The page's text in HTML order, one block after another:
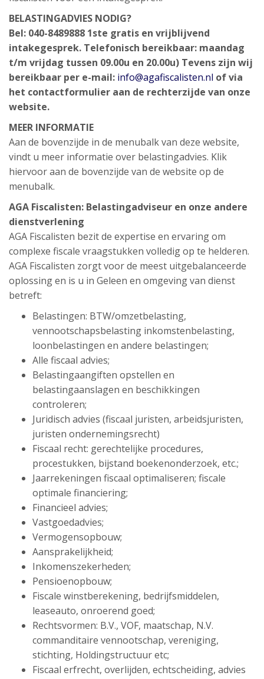
BELASTINGADVIES NODIG?
Bel: 040-8489888 1ste gratis en vrijblijvend
intakegesprek. Telefonisch bereikbaar: maandag
t/m vrijdag tussen 09.00u en 20.00u) Tevens zijn wij
bereikbaar per e-mail: info@agafiscalisten.nl of via
het contactformulier aan de rechterzijde van onze
website.
MEER INFORMATIE
Aan de bovenzijde in de menubalk van deze website,
vindt u meer informatie over belastingadvies. Klik
hiervoor aan de bovenzijde van de website op de
menubalk.
AGA Fiscalisten: Belastingadviseur en onze andere
dienstverlening
AGA Fiscalisten bezit de expertise en ervaring om
complexe fiscale vraagstukken volledig op te helderen.
AGA Fiscalisten zorgt voor de meest uitgebalanceerde
oplossing en is u in Geleen en omgeving van dienst
betreft:
Belastingen: BTW/omzetbelasting,
vennootschapsbelasting inkomstenbelasting,
loonbelastingen en andere belastingen;
Alle fiscaal advies;
Belastingaangiften opstellen en
belastingaanslagen en beschikkingen
controleren;
Juridisch advies (fiscaal juristen, arbeidsjuristen,
juristen ondernemingsrecht)
Fiscaal recht: gerechtelijke procedures,
procestukken, bijstand boekenonderzoek, etc.;
Jaarrekeningen fiscaal optimaliseren; fiscale
optimale financiering;
Financieel advies;
Vastgoedadvies;
Vermogensopbouw;
Aansprakelijkheid;
Inkomenszekerheden;
Pensioenopbouw;
Fiscale winstberekening, bedrijfsmiddelen,
leaseauto, onroerend goed;
Rechtsvormen: B.V., VOF, maatschap, N.V.
commanditaire vennootschap, vereniging,
stichting, Holdingstructuur etc;
Fiscaal erfrecht, overlijden, echtscheiding, advies